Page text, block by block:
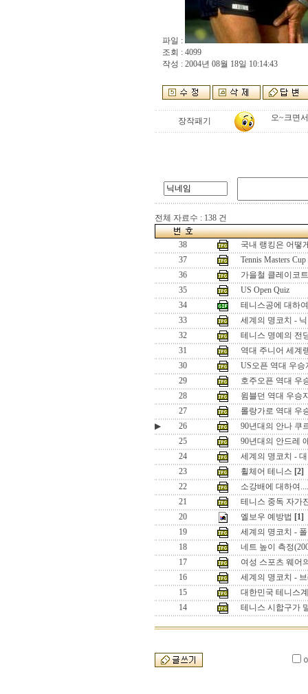
파일 :
조회 : 4099
작성 : 2004년 08월 18일 10:14:43
장작패기 오~크면
전체 자료수 : 138 건
38
국내 랭킹은 어떻
37
Tennis Masters Cup
36
가을철 클레이코
35
US Open Quiz
34
테니스공에 대하여
33
세계의 명코치 -
32
테니스 명예의 전
31
역대 주니어 세계
30
US오픈 역대 우승
29
호주오픈 역대 우
28
윔블던 역대 우승
27
롤랑가로 역대 우
▶
26
90년대의 안나 쿠
25
90년대의 안드레
24
세계의 명코치 -
23
휠체어 테니스 [2]
22
소강배에 대하여
21
테니스 중독 자가
20
엘보우 예방법 [1]
19
세계의 명코치 -
18
네트 높이 측정
17
여성 스포츠 웨어
16
세계의 명코치 -
15
대한민국 테니스
14
테니스 시합구가